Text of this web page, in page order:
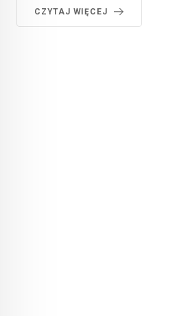
CZYTAJ WIĘCEJ